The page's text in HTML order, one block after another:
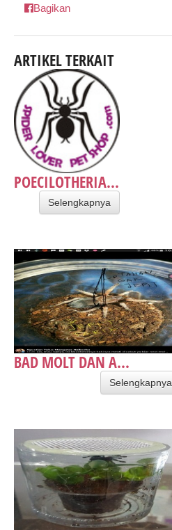
Bagikan
ARTIKEL TERKAIT
POECILOTHERIA...
Selengkapnya
BAD MOLT DAN A...
Selengkapnya